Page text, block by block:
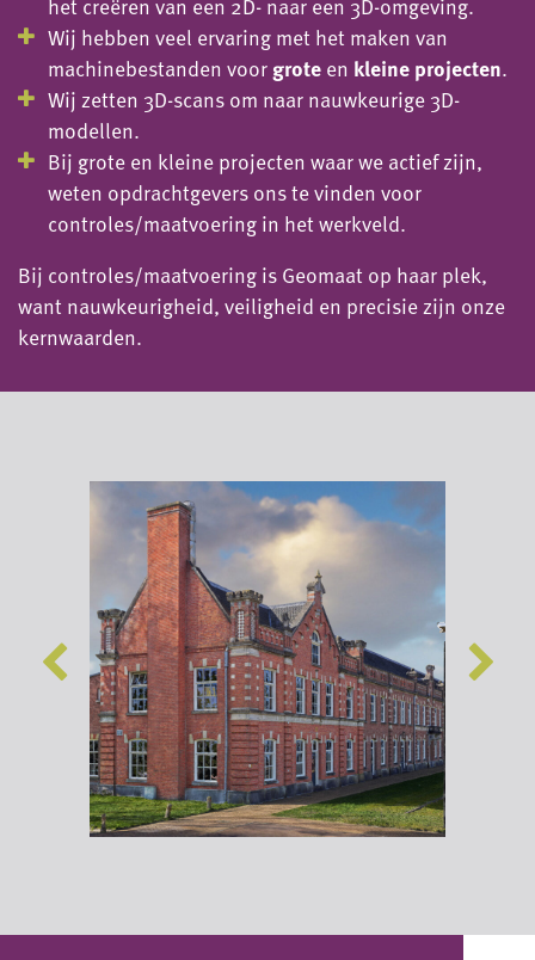
Wij hebben veel ervaring met het maken van
machinebestanden voorgroteen kleine projecten.
Wij zetten 3D-scans om naar nauwkeurige 3D-
modellen.
Bij grote en kleine projecten waar we actief zijn,
weten opdrachtgevers ons te vinden voor
controles/maatvoering in het werkveld.
Bij controles/maatvoering is Geomaat op haar plek,
want nauwkeurigheid, veiligheid en precisie zijn onze
kernwaarden.